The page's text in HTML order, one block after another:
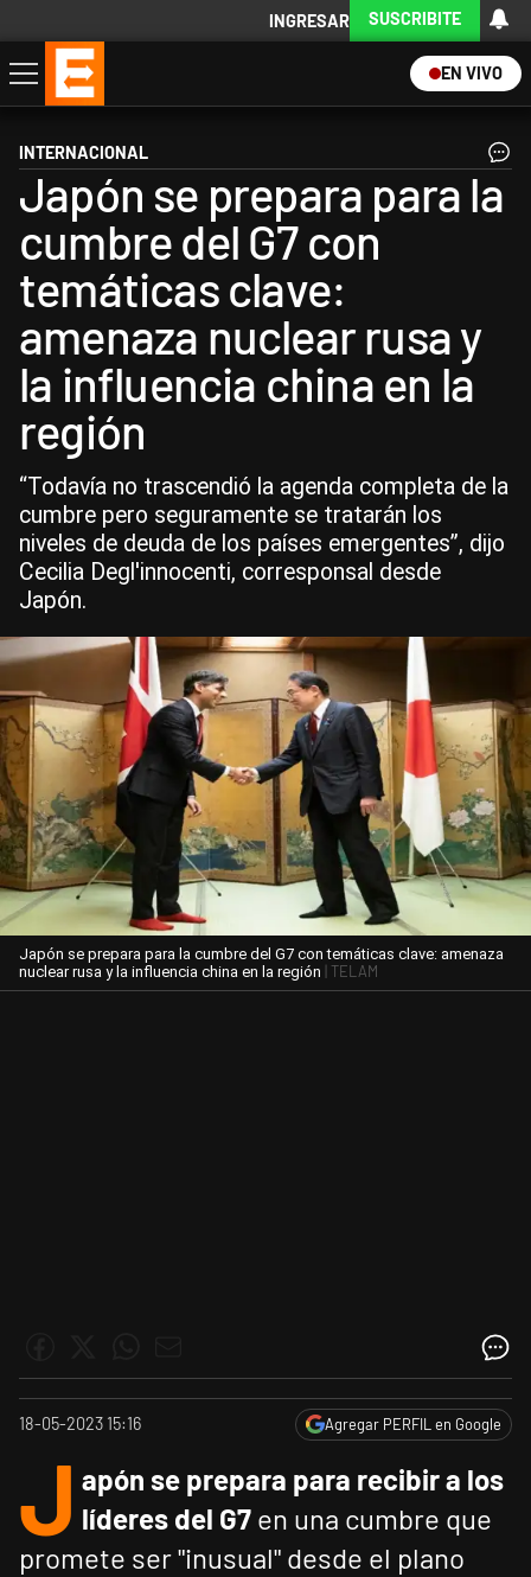
INGRESAR SUSCRIBITE
EN VIVO
Economía
Política
Internacional
Actualidad
Descargá la App
INTERNACIONAL
Japón se prepara para la
cumbre del G7 con
temáticas clave:
amenaza nuclear rusa y
la influencia china en la
región
“Todavía no trascendió la agenda completa de la
cumbre pero seguramente se tratarán los
niveles de deuda de los países emergentes”, dijo
Cecilia Degl'innocenti, corresponsal desde
Japón.
Japón se prepara para la cumbre del G7 con temáticas clave: amenaza
nuclear rusa y la influencia china en la región | TELAM
18-05-2023 15:16 Agregar PERFIL en Google
J apón se prepara para recibir a los
líderes del G7 en una cumbre que
promete ser "inusual" desde el plano